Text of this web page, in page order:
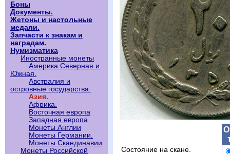
Боны
Документы.
Жетоны и настольные
медали.
Запчасти к знакам и
наградам.
Нумизматика
Иностранные монеты
Америка Северная и
Южная.
Австралия и
островные государства.
Азия.
Африка.
Восточная европа
Западная европа
Монеты Англии
Монеты Германии.
Монеты Скандинавии
Монеты Российской
Состояние на скане.